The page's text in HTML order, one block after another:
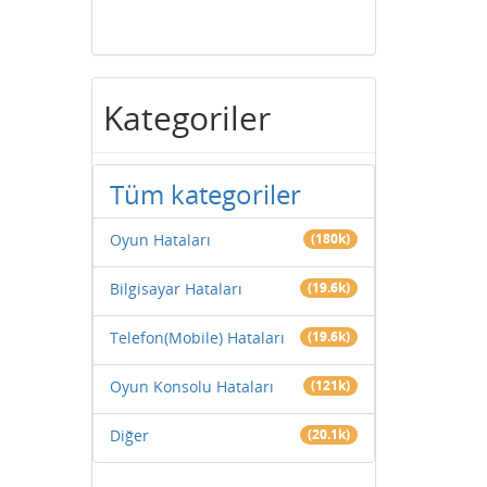
Kategoriler
Tüm kategoriler
Oyun Hataları (180k)
Bilgisayar Hataları (19.6k)
Telefon(Mobile) Hataları (19.6k)
Oyun Konsolu Hataları (121k)
Diğer (20.1k)